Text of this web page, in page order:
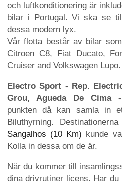
och luftkonditionering är
bilar i Portugal. Vi ska se
dessa modern lyx.
Vår flotta består av bilar
Citroen C8, Fiat Ducato,
Cruiser and Volkswagen Lupo.
Electro Sport - Rep.
Grou, Agueda De Cima -
punkten då kan samla in
Biluthyrning.
Sangalhos (10 Km) kunde
Kolla in dessa om de är.
När du kommer till
dina drivrutiner licens. Har